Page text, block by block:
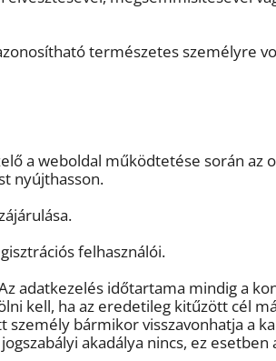
természetes személyre
a weboldal működtetése során az
nyújthasson.
felhasználói.
adatkezelés időtartama mindig a
kell, ha az eredetileg kitűzött cél
bármikor visszavonhatja a
akadálya nincs, ez esetben